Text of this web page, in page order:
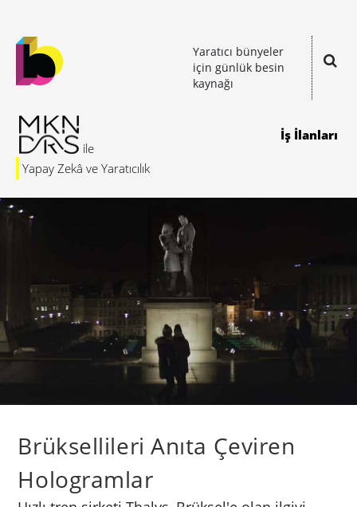
Yaratıcı bünyeler
için günlük besin
kaynağı
Yapay Zekâ ve Yaratıcılık
İş İlanları
Brüksellileri Anıta Çeviren
Hologramlar